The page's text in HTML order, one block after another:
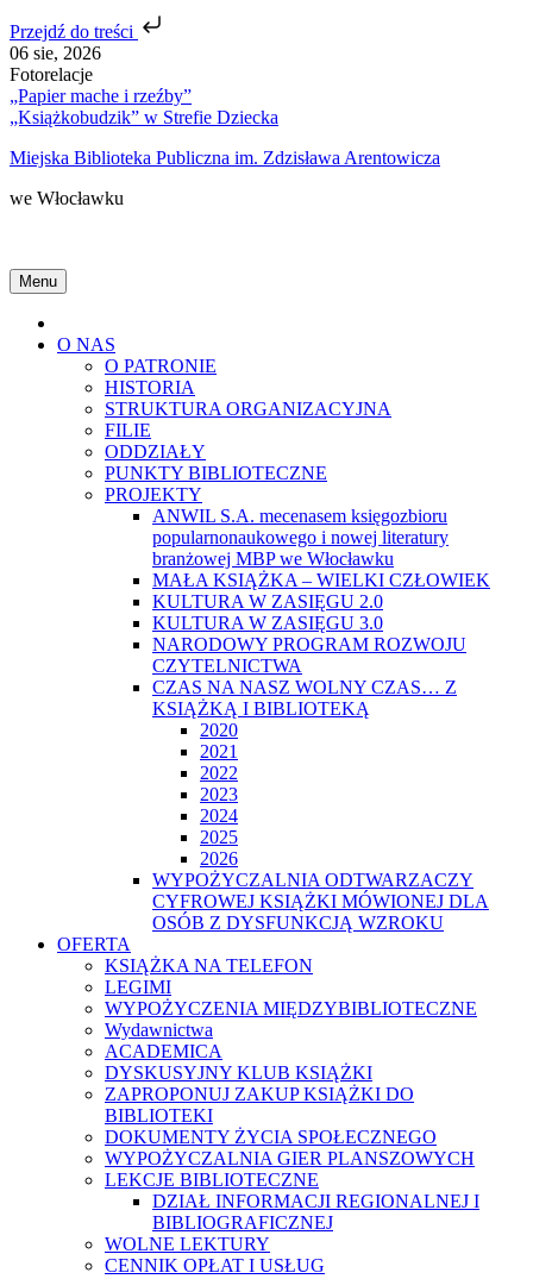
Przejdź do treści
Skip
to
content
06 sie, 2026
Fotorelacje
„Papier mache i rzeźby”
„Książkobudzik” w Strefie Dziecka
Miejska Biblioteka Publiczna im. Zdzisława Arentowicza
we Włocławku
Menu
O NAS
O PATRONIE
HISTORIA
STRUKTURA ORGANIZACYJNA
FILIE
ODDZIAŁY
PUNKTY BIBLIOTECZNE
PROJEKTY
ANWIL S.A. mecenasem księgozbioru
popularnonaukowego i nowej literatury
branżowej MBP we Włocławku
MAŁA KSIĄŻKA – WIELKI CZŁOWIEK
KULTURA W ZASIĘGU 2.0
KULTURA W ZASIĘGU 3.0
NARODOWY PROGRAM ROZWOJU
CZYTELNICTWA
CZAS NA NASZ WOLNY CZAS… Z
KSIĄŻKĄ I BIBLIOTEKĄ
2020
2021
2022
2023
2024
2025
2026
WYPOŻYCZALNIA ODTWARZACZY
CYFROWEJ KSIĄŻKI MÓWIONEJ DLA
OSÓB Z DYSFUNKCJĄ WZROKU
OFERTA
KSIĄŻKA NA TELEFON
LEGIMI
WYPOŻYCZENIA MIĘDZYBIBLIOTECZNE
Wydawnictwa
ACADEMICA
DYSKUSYJNY KLUB KSIĄŻKI
ZAPROPONUJ ZAKUP KSIĄŻKI DO
BIBLIOTEKI
DOKUMENTY ŻYCIA SPOŁECZNEGO
WYPOŻYCZALNIA GIER PLANSZOWYCH
LEKCJE BIBLIOTECZNE
DZIAŁ INFORMACJI REGIONALNEJ I
BIBLIOGRAFICZNEJ
WOLNE LEKTURY
CENNIK OPŁAT I USŁUG